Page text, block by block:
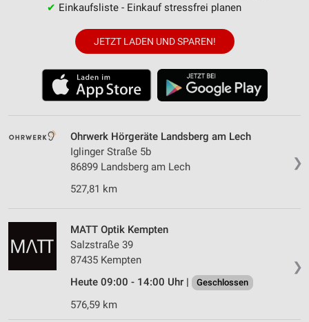
✔ Einkaufsliste - Einkauf stressfrei planen
JETZT LADEN UND SPAREN!
❯
Ohrwerk Hörgeräte Landsberg am Lech
Iglinger Straße 5b
86899 Landsberg am Lech
527,81 km
❯
MATT Optik Kempten
Salzstraße 39
87435 Kempten
Heute 09:00 - 14:00 Uhr |
Geschlossen
576,59 km